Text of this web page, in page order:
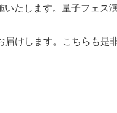
たします。量子フェス
けします。こちらも是